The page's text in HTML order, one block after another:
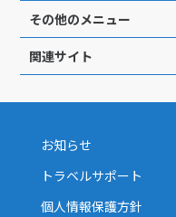
その他のメニュー
関連サイト
お知らせ
トラベルサポート
個人情報保護方針